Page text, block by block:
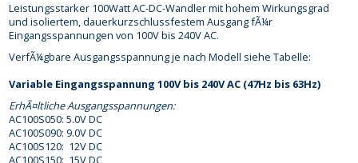
Leistungsstarker 100Watt AC-DC-Wandler mit hohem Wirkungsgrad
und isoliertem, dauerkurzschlussfestem Ausgang fÃ¼r
Eingangsspannungen von 100V bis 240V AC.
VerfÃ¼gbare Ausgangsspannung je nach Modell siehe Tabelle:
Variable Eingangsspannung 100V bis 240V AC (47Hz bis 63Hz)
ErhÃ¤ltliche Ausgangsspannungen:
AC100S050: 5.0V DC
AC100S090: 9.0V DC
AC100S120: 12V DC
AC100S150: 15V DC